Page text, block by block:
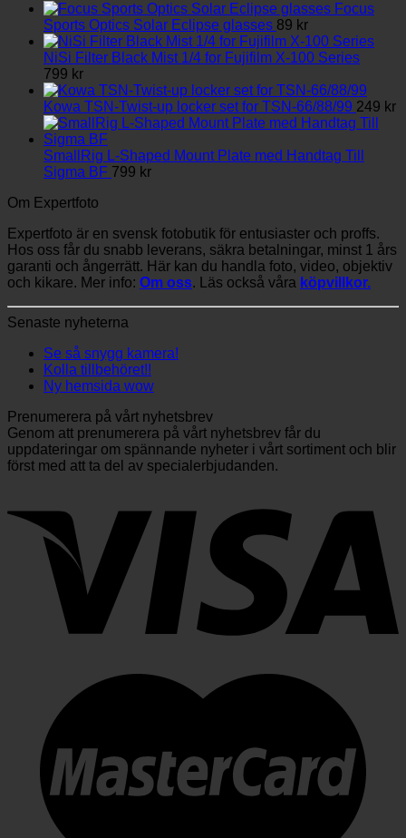
Focus
Sports Optics Solar Eclipse glasses 89 kr
NiSi Filter Black Mist 1/4 for Fujifilm X-100 Series
799 kr
Kowa TSN-Twist-up locker set for TSN-66/88/99 249 kr
SmallRig L-Shaped Mount Plate med Handtag Till
Sigma BF 799 kr
Om Expertfoto
Expertfoto är en svensk fotobutik för entusiaster och proffs.
Hos oss får du snabb leverans, säkra betalningar, minst 1 års
garanti och ångerrätt. Här kan du handla foto, video, objektiv
och kikare. Mer info: Om oss. Läs också våra köpvillkor.
Senaste nyheterna
Se så snygg kamera!
Kolla tillbehöret!!
Ny hemsida wow
Prenumerera på vårt nyhetsbrev
Genom att prenumerera på vårt nyhetsbrev får du
uppdateringar om spännande nyheter i vårt sortiment och blir
först med att ta del av specialerbjudanden.